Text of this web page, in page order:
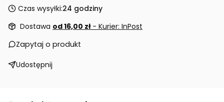
Czas wysyłki:24 godziny
Dostawa od 16,00 zł - Kurier: InPost
Zapytaj o produkt
Udostępnij